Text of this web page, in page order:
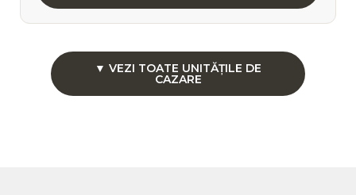
▼ VEZI TOATE UNITĂȚILE DE
CAZARE